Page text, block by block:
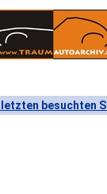
besuchten